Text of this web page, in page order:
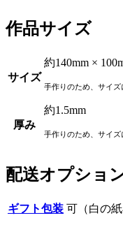
作品サイズ
サイズ
約140mm ×
手作りのため、サイズ
厚み
約1.5mm
手作りのため、サイズ
配送オプショ
ギフト包装 可（白の